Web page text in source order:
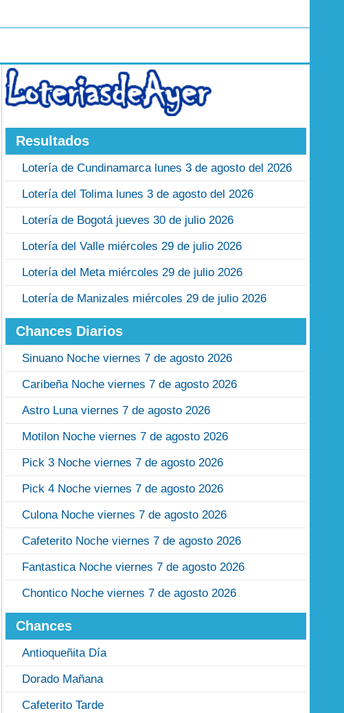
Resultados
Lotería de Cundinamarca lunes 3 de agosto del 2026
Lotería del Tolima lunes 3 de agosto del 2026
Lotería de Bogotá jueves 30 de julio 2026
Lotería del Valle miércoles 29 de julio 2026
Lotería del Meta miércoles 29 de julio 2026
Lotería de Manizales miércoles 29 de julio 2026
Chances Diarios
Sinuano Noche viernes 7 de agosto 2026
Caribeña Noche viernes 7 de agosto 2026
Astro Luna viernes 7 de agosto 2026
Motilon Noche viernes 7 de agosto 2026
Pick 3 Noche viernes 7 de agosto 2026
Pick 4 Noche viernes 7 de agosto 2026
Culona Noche viernes 7 de agosto 2026
Cafeterito Noche viernes 7 de agosto 2026
Fantastica Noche viernes 7 de agosto 2026
Chontico Noche viernes 7 de agosto 2026
Chances
Antioqueñita Día
Dorado Mañana
Cafeterito Tarde